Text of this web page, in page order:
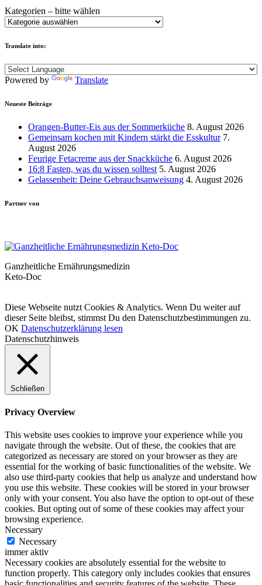
Kategorien – bitte wählen
Translate into:
Powered by Translate
Neueste Beiträge
Orangen-Butter-Eis aus der Sommerküche 8. August 2026
Gemeinsam kochen mit Kindern stärkt die Esskultur 7.
August 2026
Feurige Fetacreme aus der Snackküche 6. August 2026
16:8 Fasten, was du wissen solltest 5. August 2026
Gelassenheit: Deine Gebrauchsanweisung 4. August 2026
Partner von
Ganzheitliche Ernährungsmedizin
Keto-Doc
Diese Webseite nutzt Cookies & Analytics. Wenn Du weiter auf
dieser Seite bleibst, stimmst Du den Datenschutzbestimmungen zu.
OK Datenschutzerklärung lesen
Datenschutzhinweis
Schließen
Privacy Overview
This website uses cookies to improve your experience while you
navigate through the website. Out of these, the cookies that are
categorized as necessary are stored on your browser as they are
essential for the working of basic functionalities of the website. We
also use third-party cookies that help us analyze and understand how
you use this website. These cookies will be stored in your browser
only with your consent. You also have the option to opt-out of these
cookies. But opting out of some of these cookies may affect your
browsing experience.
Necessary
Necessary
immer aktiv
Necessary cookies are absolutely essential for the website to
function properly. This category only includes cookies that ensures